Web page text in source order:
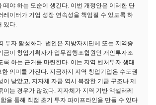
떼야 하는 모순이 생긴다. 이번 개정안은 이러한 단
레이터가 기업 성장 연속성을 책임질 수 있도록 하
있다.
투자 활성화다. 법안은 지방자치단체 또는 지역중
금이 창업기획자가 업무집행조합원인 개인투자조
록 하는 근거를 마련한다. 이는 지역 벤처투자 생태
의미를 가진다. 지금까지 지역 창업기업은 수도권
이 낮았고, 지자체 자금 역시 복잡한 기금 구조나 제
이는 경우가 많았다. 지자체가 지역 기반 액셀러레
을 통해 직접 초기 투자 파이프라인을 만들 수 있다